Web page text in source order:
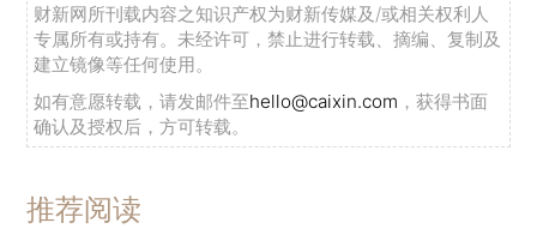
财新网所刊载内容之知识产权为财新传媒及/或相关权利人
专属所有或持有。未经许可，禁止进行转载、摘编、复制及
建立镜像等任何使用。
如有意愿转载，请发邮件至hello@caixin.com ，获得书面
确认及授权后，方可转载。
推荐阅读